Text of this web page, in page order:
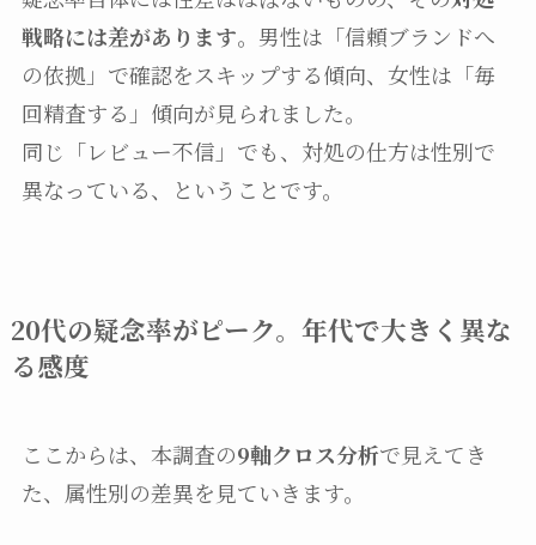
戦略には差があります。男性は「信頼ブランドへ
の依拠」で確認をスキップする傾向、女性は「毎
回精査する」傾向が見られました。
同じ「レビュー不信」でも、対処の仕方は性別で
異なっている、ということです。
20代の疑念率がピーク。年代で大きく異な
る感度
ここからは、本調査の9軸クロス分析で見えてき
た、属性別の差異を見ていきます。